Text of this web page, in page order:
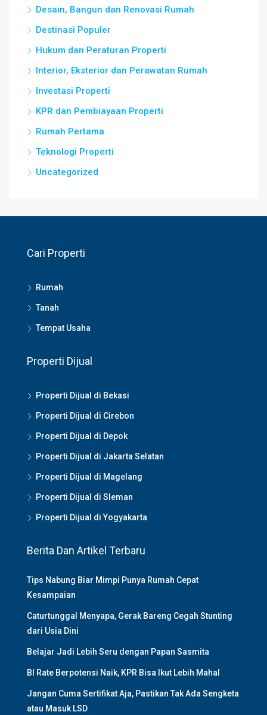
Desain, Bangun dan Renovasi Rumah
Destinasi Populer
Hukum dan Peraturan Properti
Interior, Eksterior dan Perawatan Rumah
Investasi Properti
KPR dan Pembiayaan Properti
Rumah Pertama
Teknologi Properti
Uncategorized
Cari Properti
Rumah
Tanah
Tempat Usaha
Properti Dijual
Properti Dijual di Bekasi
Properti Dijual di Cirebon
Properti Dijual di Depok
Properti Dijual di Jakarta Selatan
Properti Dijual di Magelang
Properti Dijual di Sleman
Properti Dijual di Yogyakarta
Berita Dan Artikel Terbaru
Tips Nabung Biar Mimpi Punya Rumah Cepat
Kesampaian
Caturtunggal Menyapa, Gerak Bareng Cegah Stunting
dari Usia Dini
Belajar Jadi Lebih Seru dengan Papan Sasmita
BI Rate Berpotensi Naik, KPR Bisa Ikut Lebih Mahal
Jangan Cuma Sertifikat Aja, Pastikan Tak Ada Sengketa
atau Masuk LSD